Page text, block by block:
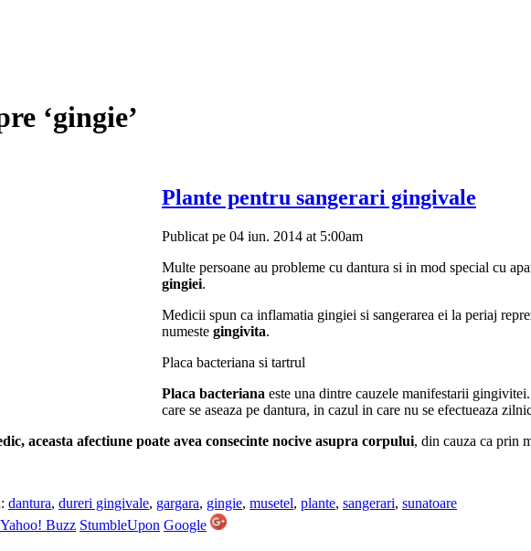
‘gingie’
Plante pentru sangerari gingivale
Publicat pe 04 iun. 2014 at 5:00am
Multe persoane au probleme cu dantura si in mod special cu
gingiei.
Medicii spun ca inflamatia gingiei si sangerarea ei la periaj
numeste gingivita.
Placa bacteriana si tartrul
Placa bacteriana este una dintre cauzele manifestarii
care se aseaza pe dantura, in cazul in care nu se efectueaza
aceasta afectiune poate avea consecinte nocive asupra corpului, din cauza ca prin
dantura, dureri gingivale, gargara, gingie, musetel, plante, sangerari, sunatoare
Yahoo! Buzz StumbleUpon Google